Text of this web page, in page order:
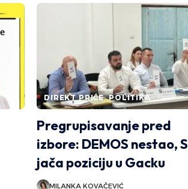
DIREKT PRIČE POLITIKA
Pregrupisavanje pred
izbore: DEMOS nestao,
jača poziciju u Gacku
MILANKA KOVAČEVIĆ